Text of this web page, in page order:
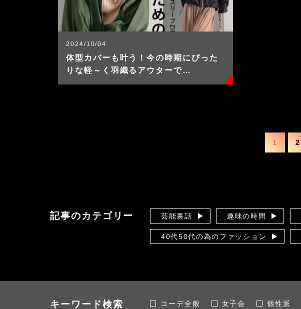
2024/10/04
体型カバーも叶う！今の時期にぴった
りな軽～く羽織るアウターで…
1 2
記事のカテゴリー 芸能裏話 趣味の時間
40代50代の為のファッション
知って
キーワード検索 コーデ全般 女子会 個性派